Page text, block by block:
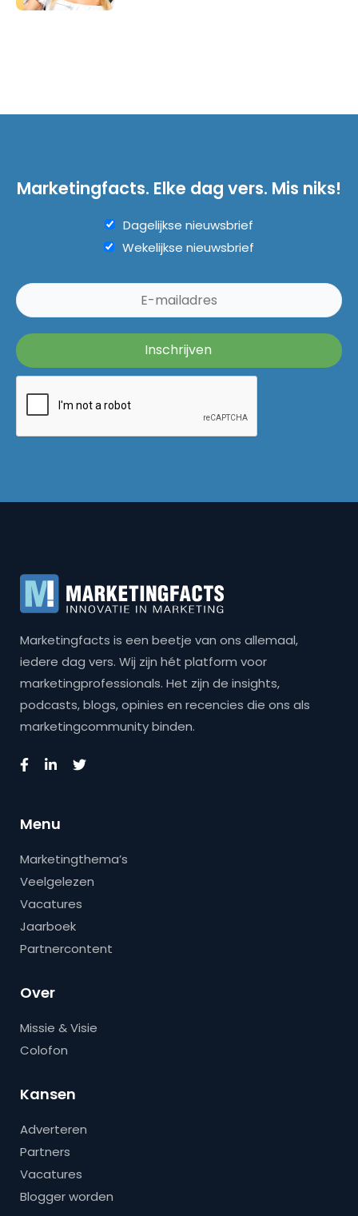
Marketingfacts. Elke dag vers. Mis niks!
Dagelijkse nieuwsbrief
Wekelijkse nieuwsbrief
Marketingfacts is een beetje van ons allemaal,
iedere dag vers. Wij zijn hét platform voor
marketingprofessionals. Het zijn de insights,
podcasts, blogs, opinies en recencies die ons als
marketingcommunity binden.
Menu
Marketingthema’s
Veelgelezen
Vacatures
Jaarboek
Partnercontent
Over
Missie & Visie
Colofon
Kansen
Adverteren
Partners
Vacatures
Blogger worden